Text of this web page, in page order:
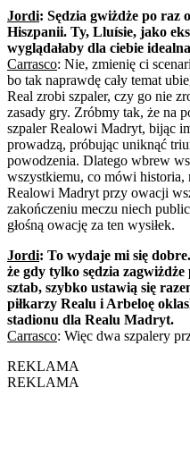
Jordi: Sędzia gwiżdże po raz
Hiszpanii. Ty, Lluísie, jako
wyglądałaby dla ciebie
Carrasco: Nie, zmienię ci
bo tak naprawdę cały temat
Real zrobi szpaler, czy go nie
zasady gry. Zróbmy tak, że na
szpaler Realowi Madryt, bijąc
prowadzą, próbując uniknąć
powodzenia. Dlatego wbrew
wszystkiemu, co mówi historia,
Realowi Madryt przy owacji
zakończeniu meczu niech
głośną owację za ten wysiłek.
Jordi: To wydaje mi się
że gdy tylko sędzia
sztab, szybko ustawią się
piłkarzy Realu i Arbeloę
stadionu dla Realu Madryt.
Carrasco: Więc dwa szpalery
REKLAMA
REKLAMA